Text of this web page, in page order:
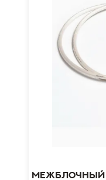
Межблочный